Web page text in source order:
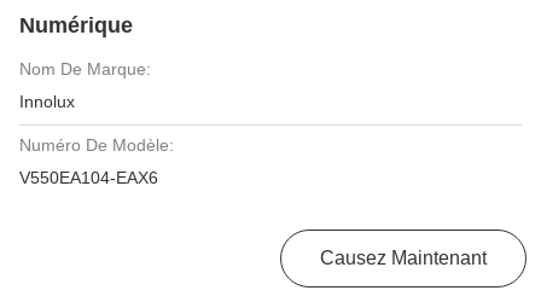
Numérique
Nom De Marque:
Innolux
Numéro De Modèle:
V550EA104-EAX6
Causez Maintenant